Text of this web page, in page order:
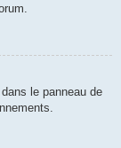
le panneau de